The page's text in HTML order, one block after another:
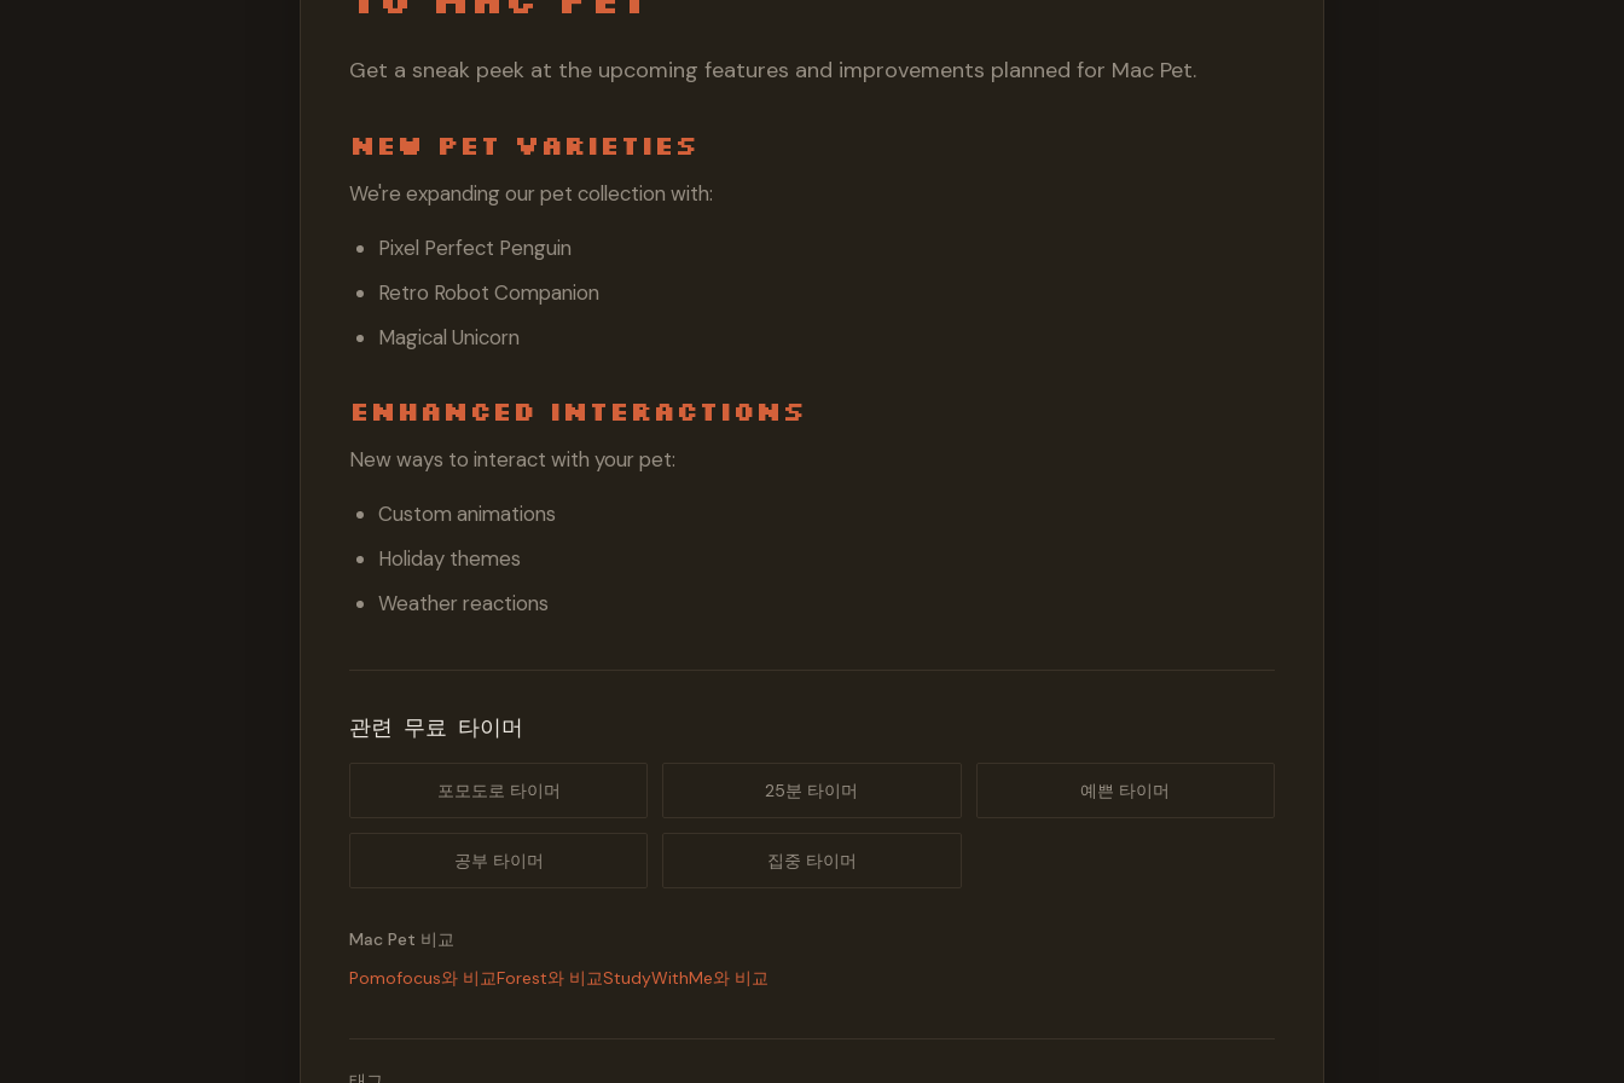
Get a sneak peek at the upcoming features and improvements planned for Mac Pet.
New Pet Varieties
We're expanding our pet collection with:
Pixel Perfect Penguin
Retro Robot Companion
Magical Unicorn
Enhanced Interactions
New ways to interact with your pet:
Custom animations
Holiday themes
Weather reactions
관련 무료 타이머
포모도로 타이머 25분 타이머 예쁜 타이머
공부 타이머 집중 타이머
Mac Pet 비교
Pomofocus와 비교Forest와 비교StudyWithMe와 비교